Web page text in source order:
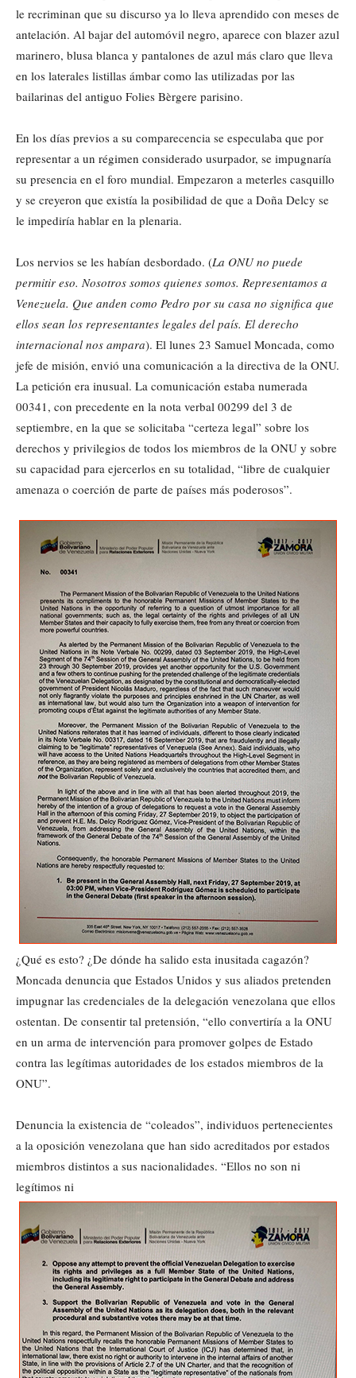
le recriminan que su discurso ya lo lleva aprendido con meses de
antelación. Al bajar del automóvil negro, aparece con blazer azul
marinero, blusa blanca y pantalones de azul más claro que lleva
en los laterales listillas ámbar como las utilizadas por las
bailarinas del antiguo Folies Bèrgere parisino.
En los días previos a su comparecencia se especulaba que por
representar a un régimen considerado usurpador, se impugnaría
su presencia en el foro mundial. Empezaron a meterles casquillo
y se creyeron que existía la posibilidad de que a Doña Delcy se
le impediría hablar en la plenaria.
Los nervios se les habían desbordado. (La ONU no puede
permitir eso. Nosotros somos quienes somos. Representamos a
Venezuela. Que anden como Pedro por su casa no significa que
ellos sean los representantes legales del país. El derecho
internacional nos ampara). El lunes 23 Samuel Moncada, como
jefe de misión, envió una comunicación a la directiva de la ONU.
La petición era inusual. La comunicación estaba numerada
00341, con precedente en la nota verbal 00299 del 3 de
septiembre, en la que se solicitaba “certeza legal” sobre los
derechos y privilegios de todos los miembros de la ONU y sobre
su capacidad para ejercerlos en su totalidad, “libre de cualquier
amenaza o coerción de parte de países más poderosos”.
¿Qué es esto? ¿De dónde ha salido esta inusitada cagazón?
Moncada denuncia que Estados Unidos y sus aliados pretenden
impugnar las credenciales de la delegación venezolana que ellos
ostentan. De consentir tal pretensión, “ello convertiría a la ONU
en un arma de intervención para promover golpes de Estado
contra las legítimas autoridades de los estados miembros de la
ONU”.
Denuncia la existencia de “coleados”, individuos pertenecientes
a la oposición venezolana que han sido acreditados por estados
miembros distintos a sus nacionalidades. “Ellos no son ni
legítimos ni